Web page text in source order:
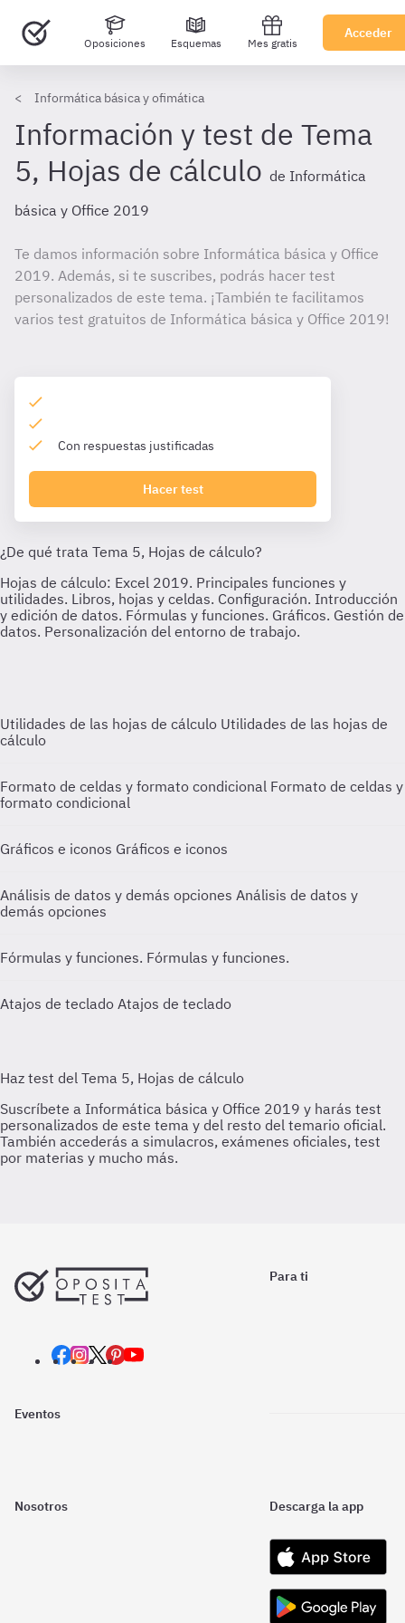
Oposiciones Esquemas Mes gratis
Acceder
Informática básica y ofimática
Información y test de Tema
5, Hojas de cálculo de Informática
básica y Office 2019
Te damos información sobre Informática básica y Office
2019. Además, si te suscribes, podrás hacer test
personalizados de este tema. ¡También te facilitamos
varios test gratuitos de Informática básica y Office 2019!
Con respuestas justificadas
Hacer test
Utilidades de las hojas de cálculo Utilidades de las hojas de
cálculo
Formato de celdas y formato condicional Formato de celdas y
formato condicional
Gráficos e iconos Gráficos e iconos
Análisis de datos y demás opciones Análisis de datos y
demás opciones
Fórmulas y funciones. Fórmulas y funciones.
Atajos de teclado Atajos de teclado
Para ti
Eventos
Nosotros Descarga la app